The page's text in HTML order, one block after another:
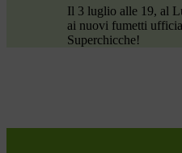
Il 3 luglio alle 19, al
ai nuovi fumetti
Superchicche!